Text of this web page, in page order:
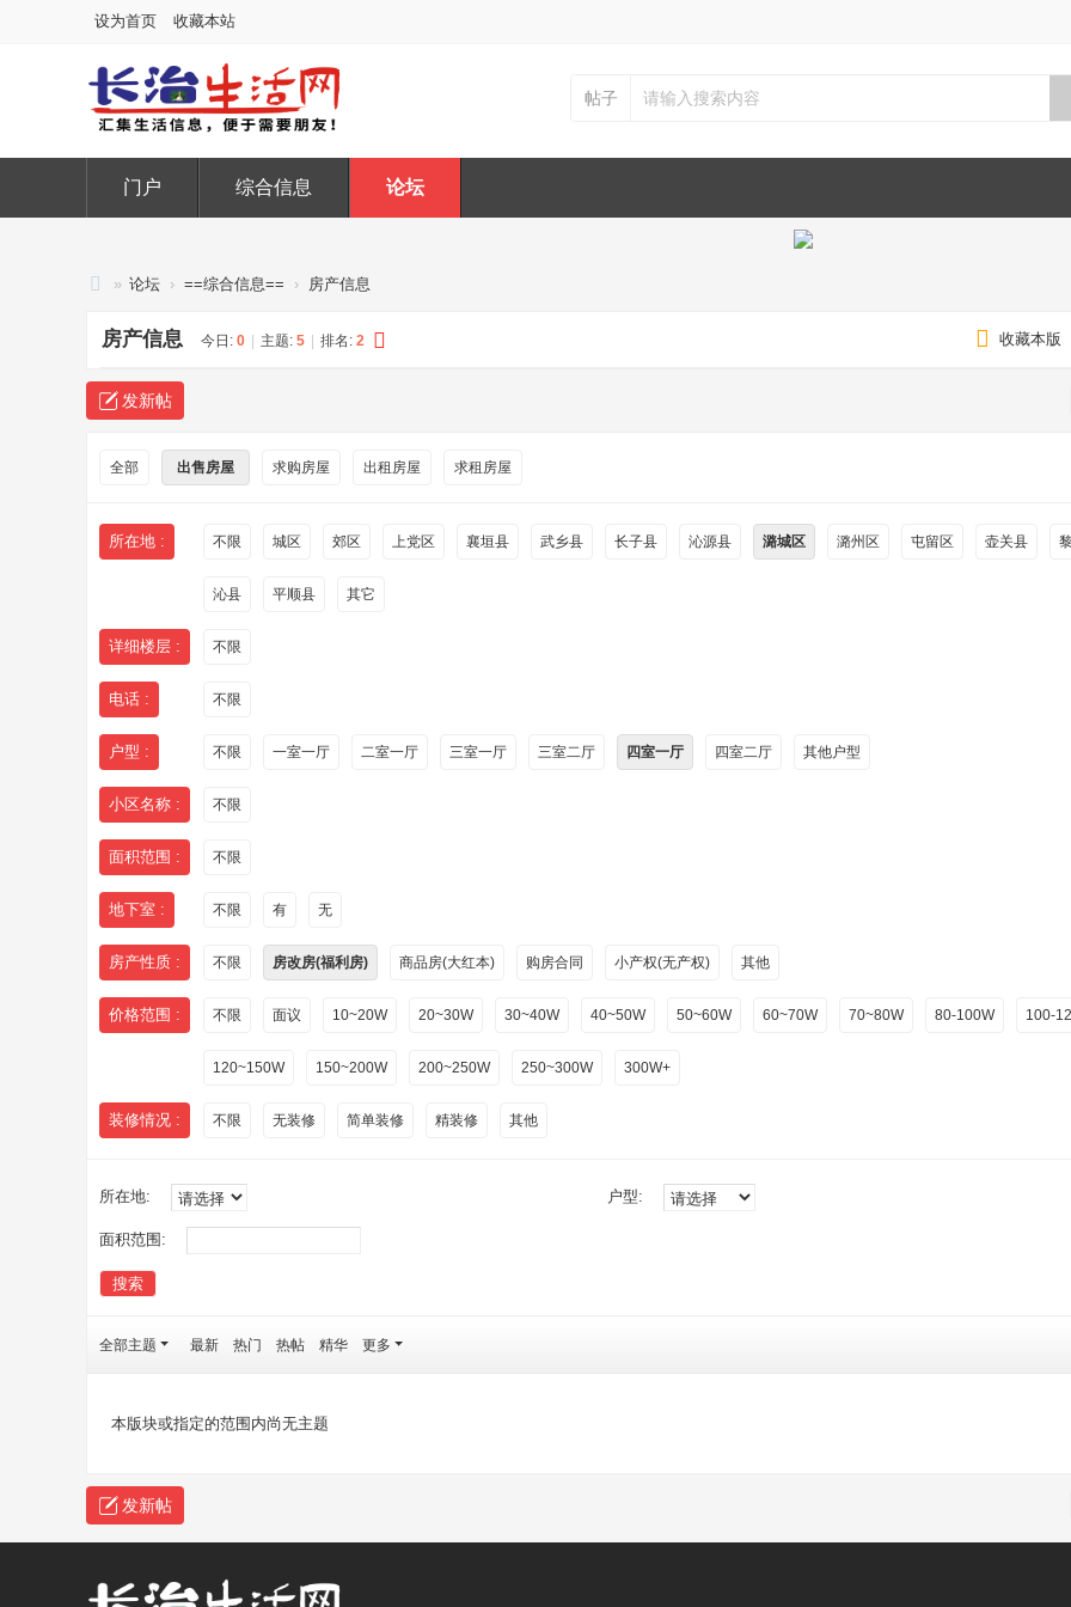
设为首页 收藏本站
帖子
门户 综合信息 论坛
治
生
活
» 论坛 › ==综合信息== › 房产信息
收藏本版
房产信息 今日: 0 主题: 5 排名: 2
发新帖
全部 出售房屋 求购房屋 出租房屋 求租房屋
所在地 : 不限 城区 郊区 上党区 襄垣县 武乡县 长子县 沁源县 潞城区 潞州区 屯留区 壶关县
沁县 平顺县 其它
详细楼层 : 不限
电话 : 不限
户型 : 不限 一室一厅 二室一厅 三室一厅 三室二厅 四室一厅 四室二厅 其他户型
小区名称 : 不限
面积范围 : 不限
地下室 : 不限 有 无
房产性质 : 不限 房改房(福利房) 商品房(大红本) 购房合同 小产权(无产权) 其他
价格范围 : 不限 面议 10~20W 20~30W 30~40W 40~50W 50~60W 60~70W 70~80W 80-100W 100-
120~150W 150~200W 200~250W 250~300W 300W+
装修情况 : 不限 无装修 简单装修 精装修 其他
所在地: 户型:
面积范围:
搜索
全部主题 最新 热门 热帖 精华 更多
本版块或指定的范围内尚无主题
发新帖